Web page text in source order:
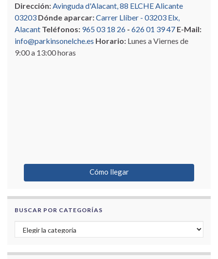
Dirección: Avinguda d'Alacant, 88 ELCHE Alicante
03203 Dónde aparcar:Carrer Llíber - 03203 Elx,
Alacant Teléfonos: 965 03 18 26 - 626 01 39 47 E-Mail:
info@parkinsonelche.es Horario: Lunes a Viernes de
9:00 a 13:00 horas
Cómo llegar
BUSCAR POR CATEGORÍAS
Buscar por categorías